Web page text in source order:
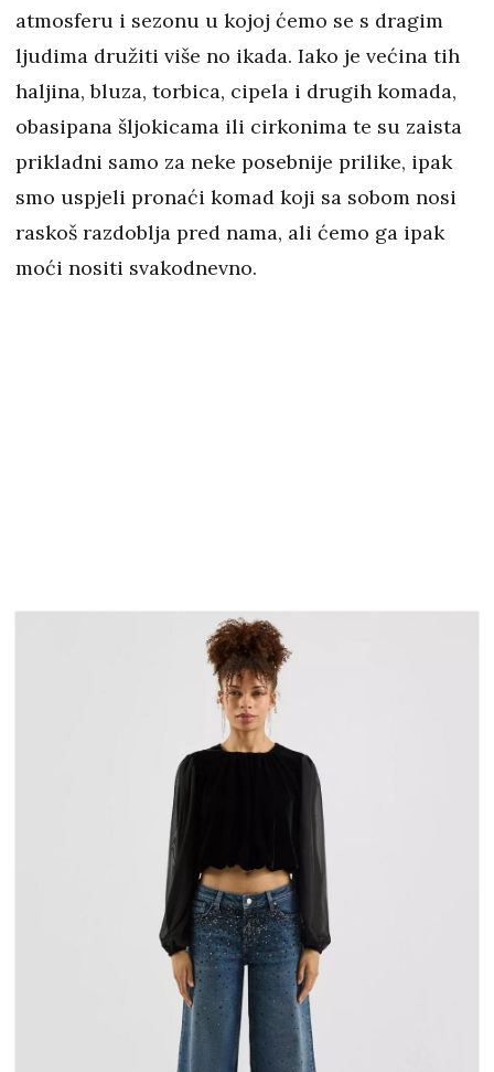
atmosferu i sezonu u kojoj ćemo se s dragim
ljudima družiti više no ikada. Iako je većina tih
haljina, bluza, torbica, cipela i drugih komada,
obasipana šljokicama ili cirkonima te su zaista
prikladni samo za neke posebnije prilike, ipak
smo uspjeli pronaći komad koji sa sobom nosi
raskoš razdoblja pred nama, ali ćemo ga ipak
moći nositi svakodnevno.